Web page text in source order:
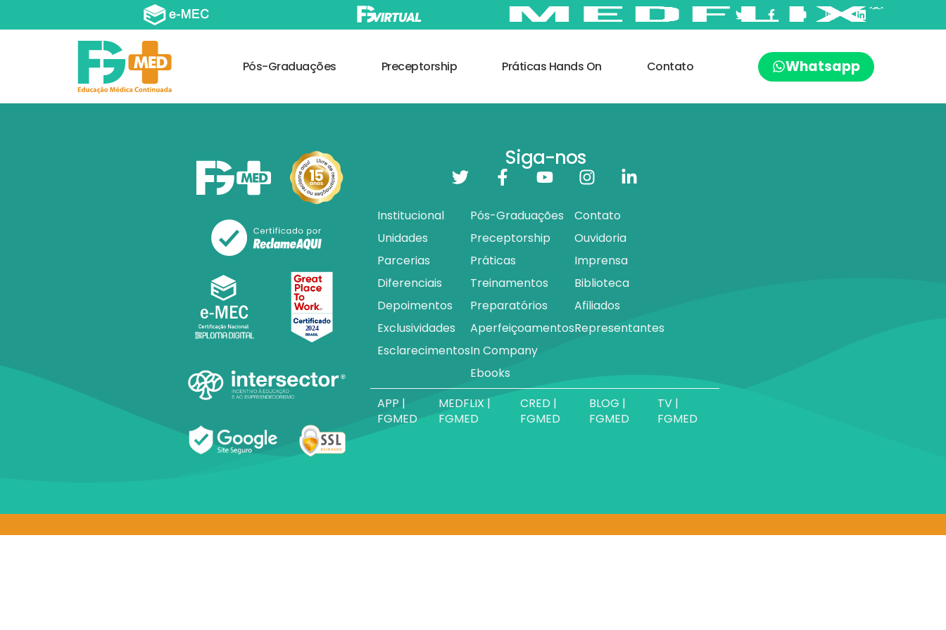
Pós-Graduações Preceptorship Práticas Hands On Contato Whatsapp
Siga-nos
Institucional
Unidades
Parcerias
Diferenciais
Depoimentos
Exclusividades
Esclarecimentos
Pós-Graduações
Preceptorship
Práticas
Treinamentos
Preparatórios
Aperfeiçoamentos
In Company
Ebooks
Contato
Ouvidoria
Imprensa
Biblioteca
Afiliados
Representantes
APP |
FGMED
MEDFLIX |
FGMED
CRED |
FGMED
BLOG |
FGMED
TV |
FGMED